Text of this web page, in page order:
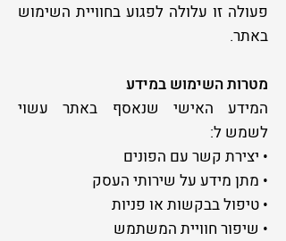
פעולה זו עלולה לפגוע בחוויית השימוש
באתר.
מטרות השימוש במידע
המידע האישי שנאסף באתר עשוי
לשמש ל:
• יצירת קשר עם הפונים
• מתן מידע על שירותי העסק
• טיפול בבקשות או פניות
• שיפור חוויית המשתמש